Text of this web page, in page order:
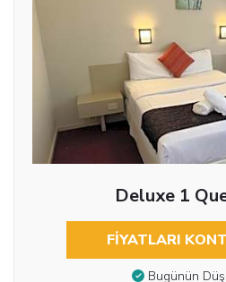
Deluxe 1
FIYATLARI
Bugünün